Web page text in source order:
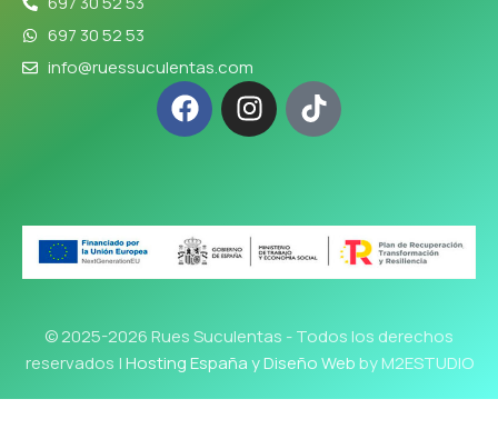
697 30 52 53
info@ruessuculentas.com
© 2025-2026 Rues Suculentas - Todos los derechos
reservados |Hosting España y Diseño Webby M2ESTUDIO